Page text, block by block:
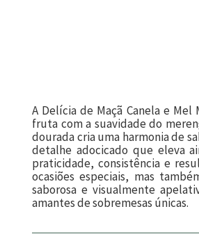
A Delícia de Maçã Canela e
fruta com a suavidade do
dourada cria uma harmonia de
detalhe adocicado que eleva
praticidade, consistência e
ocasiões especiais, mas
saborosa e visualmente
amantes de sobremesas únicas.